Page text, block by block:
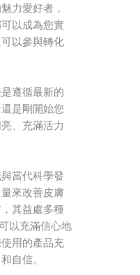
力愛好者，
以成為您實
以參與轉化
遵循最新的
是剛開始您
、充滿活力
當代科學發
來改善皮膚
其益處多種
以充滿信心地
用的產品充
自信。